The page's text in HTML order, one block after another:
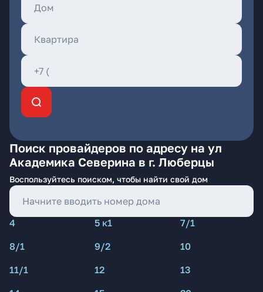
Поиск провайдеров по адресу на ул
Академика Северина в г. Люберцы
Воспользуйтесь поиском, чтобы найти свой дом
4 5 к1
7/1
8/1
9/2
10
11/1
12
13